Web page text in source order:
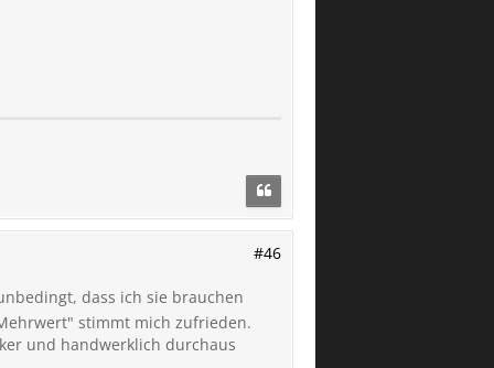
#46
dass ich sie brauchen
stimmt mich zufrieden.
und handwerklich durchaus